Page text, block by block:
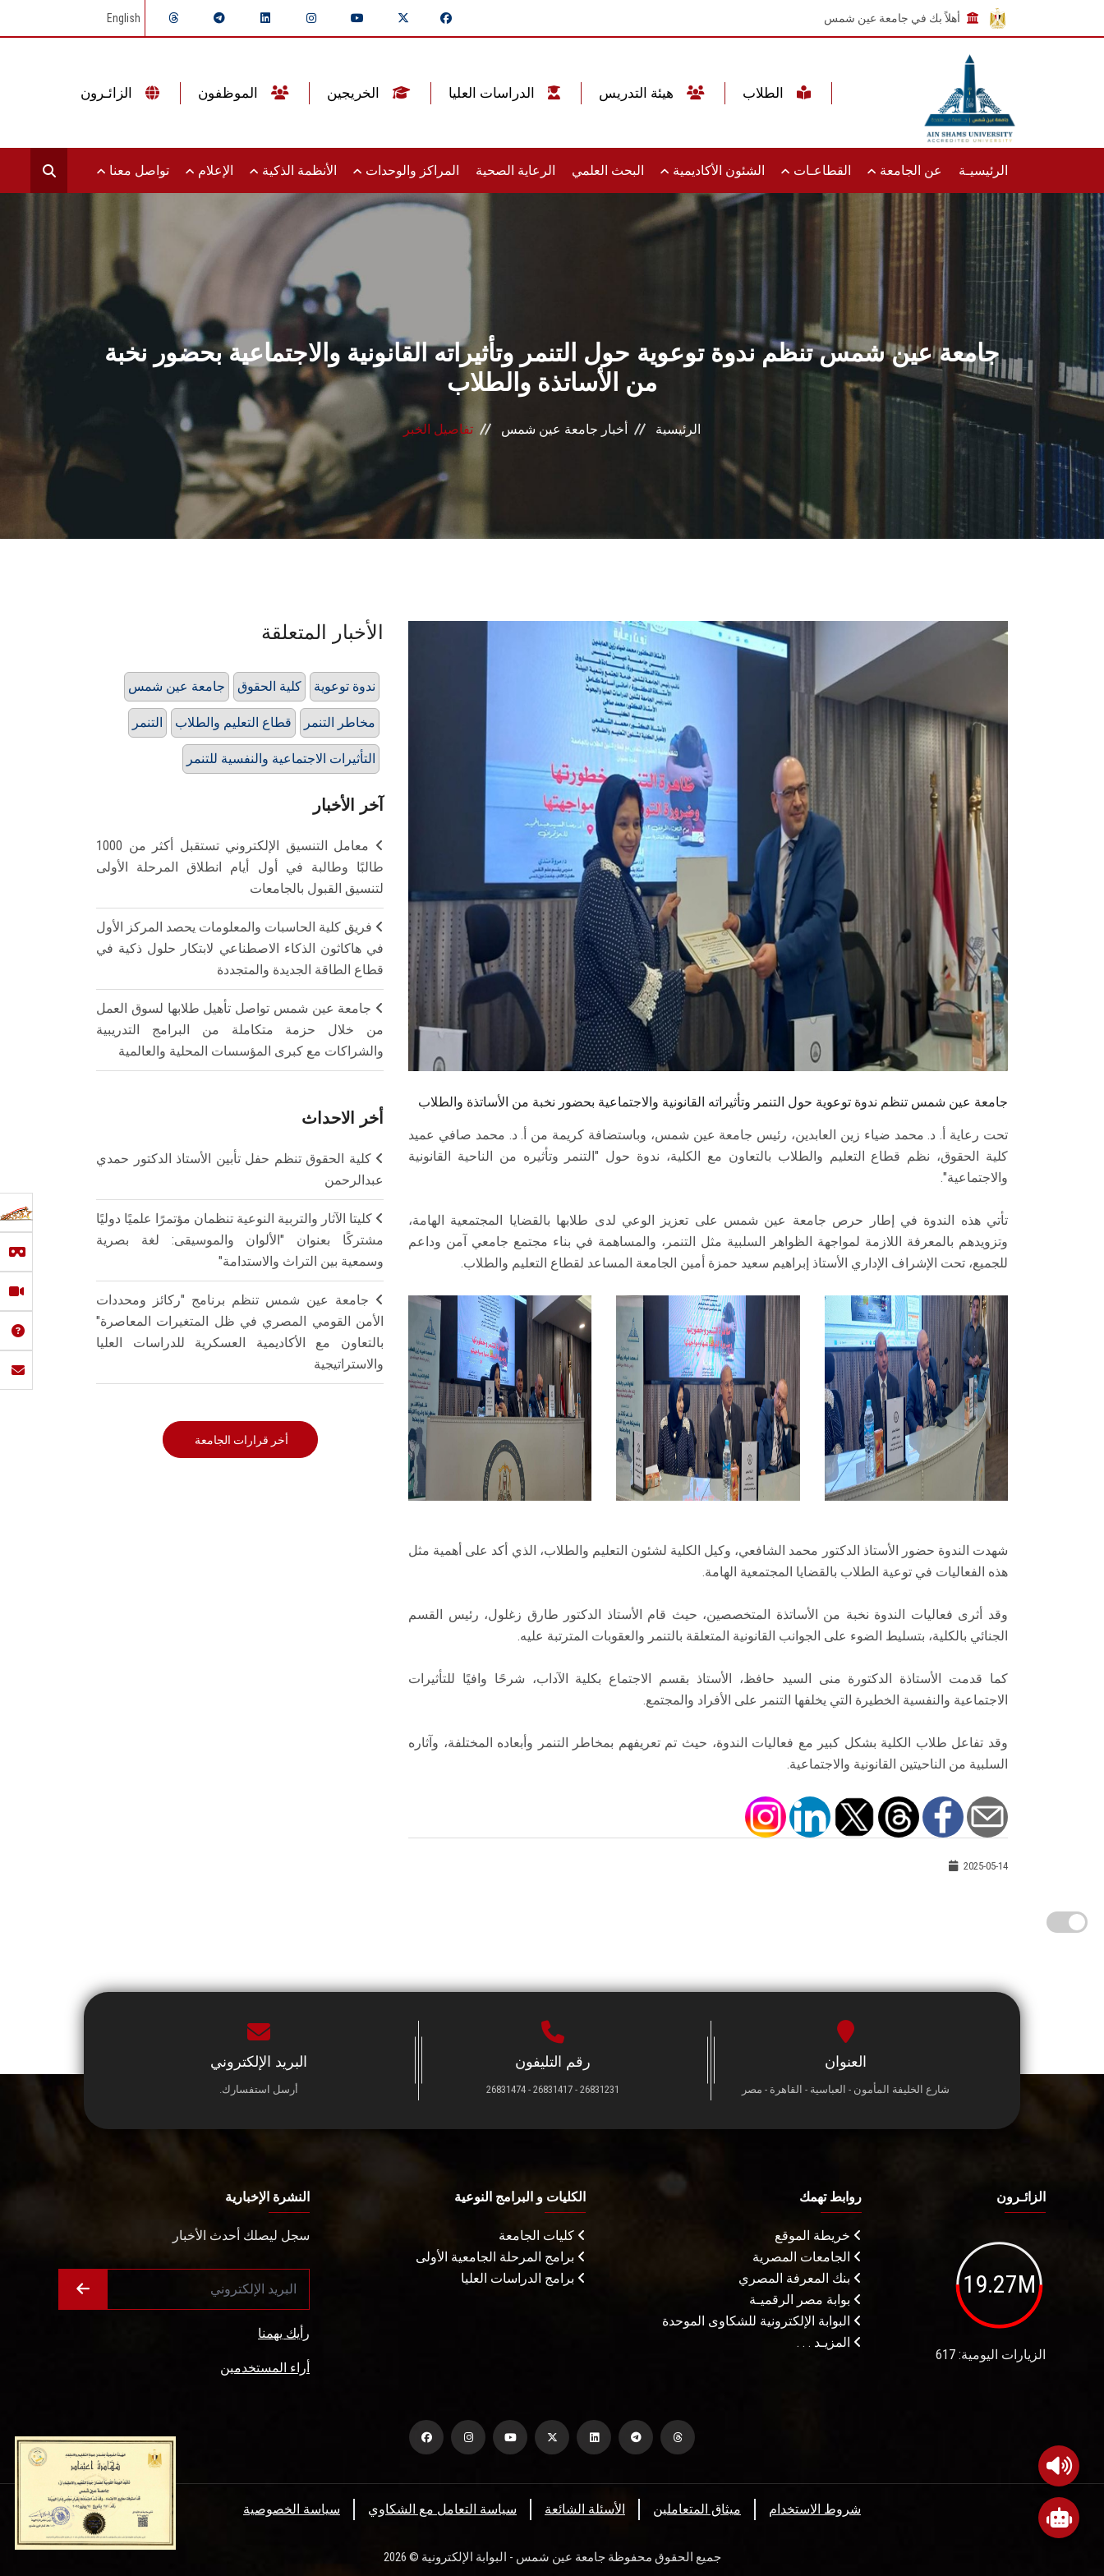
أهلاً بك في جامعة عين شمس English
الرئيسيـة عن الجامعة القطاعـات الشئون الأكاديمية البحث العلمي الرعاية الصحية المراكز والوحدات الأنظمة الذكية الإعلام تواصل معنا
جامعة عين شمس تنظم ندوة توعوية حول التنمر وتأثيراته القانونية والاجتماعية بحضور نخبة
من الأساتذة والطلاب
الرئيسية أخبار جامعة عين شمس تفاصيل الخبر
جامعة عين شمس تنظم ندوة توعوية حول التنمر وتأثيراته القانونية والاجتماعية بحضور نخبة من الأساتذة والطلاب
تحت رعاية أ. د. محمد ضياء زين العابدين، رئيس جامعة عين شمس، وباستضافة كريمة من أ. د. محمد صافي عميد
كلية الحقوق، نظم قطاع التعليم والطلاب بالتعاون مع الكلية، ندوة حول "التنمر وتأثيره من الناحية القانونية
والاجتماعية".
تأتي هذه الندوة في إطار حرص جامعة عين شمس على تعزيز الوعي لدى طلابها بالقضايا المجتمعية الهامة،
وتزويدهم بالمعرفة اللازمة لمواجهة الظواهر السلبية مثل التنمر، والمساهمة في بناء مجتمع جامعي آمن وداعم
للجميع، تحت الإشراف الإداري الأستاذ إبراهيم سعيد حمزة أمين الجامعة المساعد لقطاع التعليم والطلاب.
شهدت الندوة حضور الأستاذ الدكتور محمد الشافعي، وكيل الكلية لشئون التعليم والطلاب، الذي أكد على أهمية مثل
هذه الفعاليات في توعية الطلاب بالقضايا المجتمعية الهامة.
وقد أثرى فعاليات الندوة نخبة من الأساتذة المتخصصين، حيث قام الأستاذ الدكتور طارق زغلول، رئيس القسم
الجنائي بالكلية، بتسليط الضوء على الجوانب القانونية المتعلقة بالتنمر والعقوبات المترتبة عليه.
كما قدمت الأستاذة الدكتورة منى السيد حافظ، الأستاذ بقسم الاجتماع بكلية الآداب، شرحًا وافيًا للتأثيرات
الاجتماعية والنفسية الخطيرة التي يخلفها التنمر على الأفراد والمجتمع.
وقد تفاعل طلاب الكلية بشكل كبير مع فعاليات الندوة، حيث تم تعريفهم بمخاطر التنمر وأبعاده المختلفة، وآثاره
السلبية من الناحيتين القانونية والاجتماعية.
2025-05-14
الأخبار المتعلقة
جامعة عين شمس كلية الحقوق ندوة توعوية
التنمر قطاع التعليم والطلاب مخاطر التنمر
التأثيرات الاجتماعية والنفسية للتنمر
آخر الأخبار
معامل التنسيق الإلكتروني تستقبل أكثر من 1000
طالبًا وطالبة في أول أيام انطلاق المرحلة الأولى
لتنسيق القبول بالجامعات
فريق كلية الحاسبات والمعلومات يحصد المركز الأول
في هاكاثون الذكاء الاصطناعي لابتكار حلول ذكية في
قطاع الطاقة الجديدة والمتجددة
جامعة عين شمس تواصل تأهيل طلابها لسوق العمل
من خلال حزمة متكاملة من البرامج التدريبية
والشراكات مع كبرى المؤسسات المحلية والعالمية
أخر الاحداث
كلية الحقوق تنظم حفل تأبين الأستاذ الدكتور حمدي
عبدالرحمن
كليتا الآثار والتربية النوعية تنظمان مؤتمرًا علميًا دوليًا
مشتركًا بعنوان "الألوان والموسيقى: لغة بصرية
وسمعية بين التراث والاستدامة"
جامعة عين شمس تنظم برنامج "ركائز ومحددات
الأمن القومي المصري في ظل المتغيرات المعاصرة"
بالتعاون مع الأكاديمية العسكرية للدراسات العليا
والاستراتيجية
أخر قرارات الجامعة
العنوان
شارع الخليفة المأمون - العباسية - القاهرة - مصر
رقم التليفون
26831231 - 26831417 - 26831474
البريد الإلكتروني
أرسل استفسارك.
الزائـرون
19.27M
الزيارات اليومية: 617
روابط تهمك
خريطة الموقع
الجامعات المصرية
بنك المعرفة المصري
بوابة مصر الرقميـة
البوابة الإلكترونية للشكاوى الموحدة
المزيـد . . .
الكليات و البرامج النوعية
كليات الجامعة
برامج المرحلة الجامعية الأولى
برامج الدراسات العليا
النشرة الإخبارية
سجل ليصلك أحدث الأخبار
رأيك يهمنا
أراء المستخدمين
سياسة الخصوصية سياسة التعامل مع الشكاوي الأسئلة الشائعة ميثاق المتعاملين شروط الاستخدام
جميع الحقوق محفوظة جامعة عين شمس - البوابة الإلكترونية © 2026